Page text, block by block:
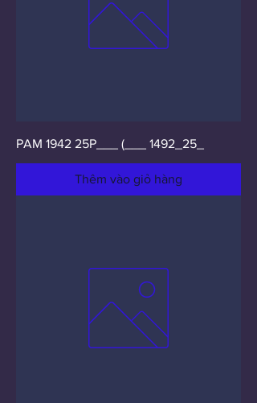
PAM 1942 25P___ (___ 1492_25_
Thêm vào giỏ hàng